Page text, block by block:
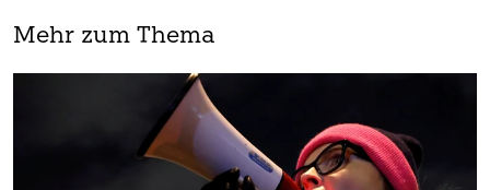
Mehr zum Thema